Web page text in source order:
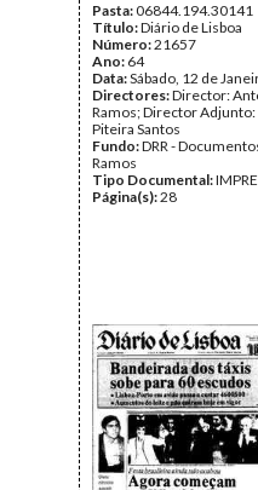
Pasta:06844.194.30141
Título:Diário de Lisboa
Número:21657
Ano: 64
Data:Sábado, 12 de
Directores:Director:
Ramos; Director
Piteira Santos
Fundo:DRR -
Ramos
Tipo Documental:
Página(s):28